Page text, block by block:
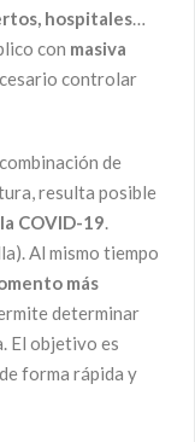
hospitales
con masiva
controlar
de
resulta posible
COVID-19.
Al mismo tiempo
más
determinar
El objetivo es
forma rápida y